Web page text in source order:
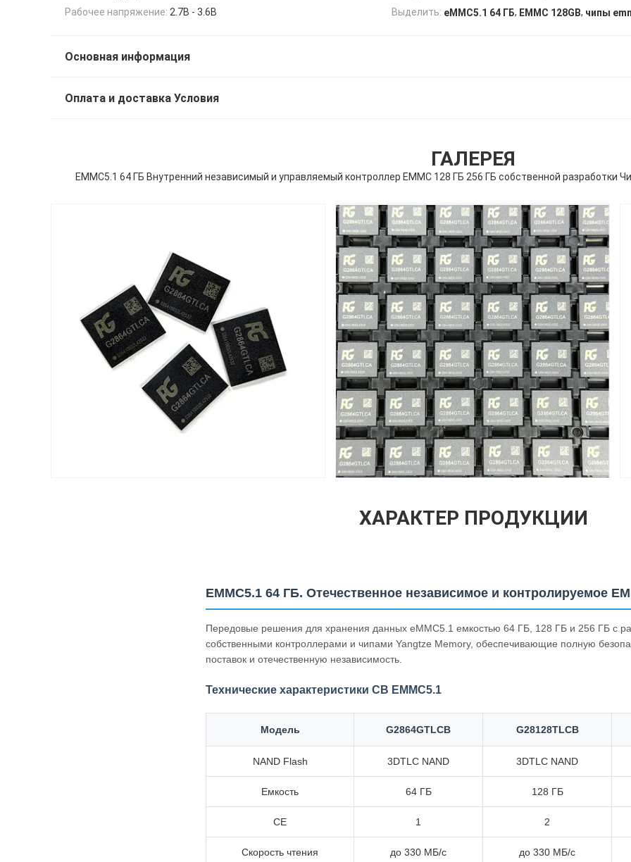
Рабочее напряжение: 2.7В - 3.6В Выделить: eMMC5.1 64 ГБ, EMMC 128GB, чипы
Основная информация
Оплата и доставка Условия
ГАЛЕРЕЯ
EMMC5.1 64 ГБ Внутренний независимый и управляемый контроллер EMMC 128 ГБ 256 ГБ собственной разработки
ХАРАКТЕР ПРОДУКЦИИ
EMMC5.1 64 ГБ. Отечественное независимое и контролируемое
Передовые решения для хранения данных eMMC5.1 емкостью 64 ГБ, 128 ГБ и 256 ГБ с
собственными контроллерами и чипами Yangtze Memory, обеспечивающие полную
поставок и отечественную независимость.
Технические характеристики CB EMMC5.1
Модель G2864GTLCB G28128TLCB
NAND Flash 3DTLC NAND 3DTLC NAND
Емкость 64 ГБ 128 ГБ
CE 1 2
Скорость чтения до 330 МБ/с до 330 МБ/с